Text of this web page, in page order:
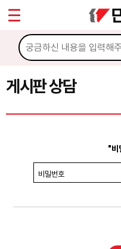
게시판 상담
"비
비밀번호
마이페이지
소개
소식
노동상담
권리찾기수첩 검색
찾아보기